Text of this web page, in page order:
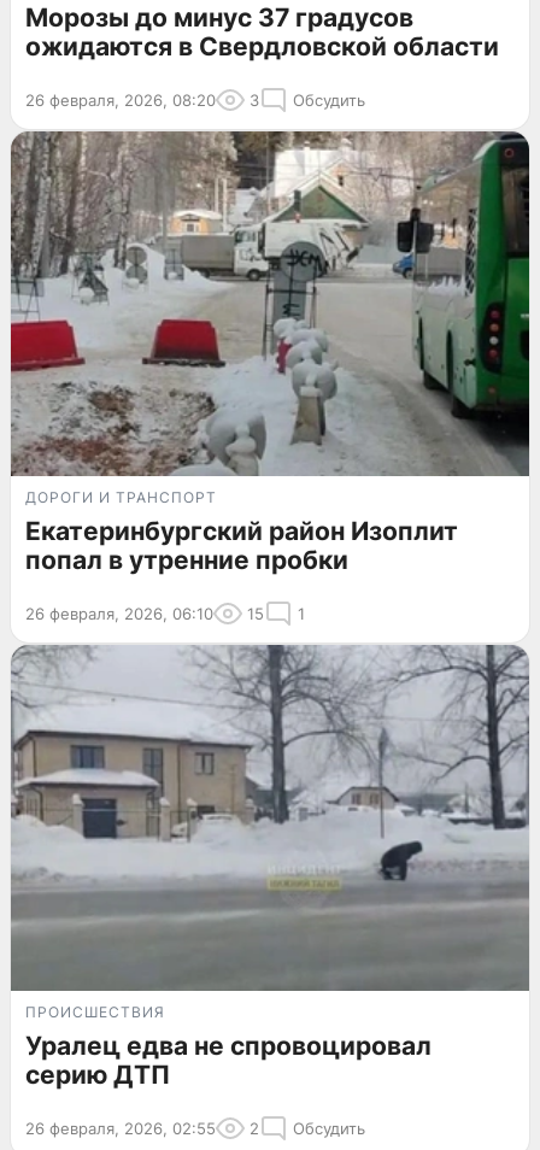
Морозы до минус 37 градусов
ожидаются в Свердловской области
26 февраля, 2026, 08:20 3 Обсудить
ДОРОГИ И ТРАНСПОРТ
Екатеринбургский район Изоплит
попал в утренние пробки
26 февраля, 2026, 06:10 15 1
ПРОИСШЕСТВИЯ
Уралец едва не спровоцировал
серию ДТП
26 февраля, 2026, 02:55 2 Обсудить